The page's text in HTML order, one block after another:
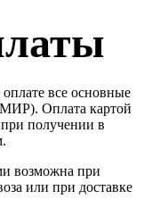
все основные
МИР). Оплата картой
при получении в
возможна при
или при доставке